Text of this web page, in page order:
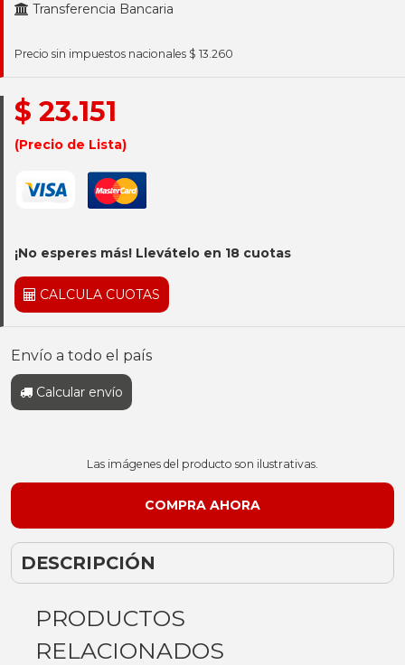
Transferencia Bancaria
Precio sin impuestos nacionales $ 13.260
$ 23.151
(Precio de Lista)
¡No esperes más! Llevátelo en 18 cuotas
CALCULA CUOTAS
Envío a todo el país
Calcular envío
Las imágenes del producto son ilustrativas.
DESCRIPCIÓN
PRODUCTOS
RELACIONADOS